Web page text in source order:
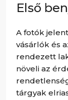
Első
A fotók
vásárlók és
rendezett
növeli az
tárgyak